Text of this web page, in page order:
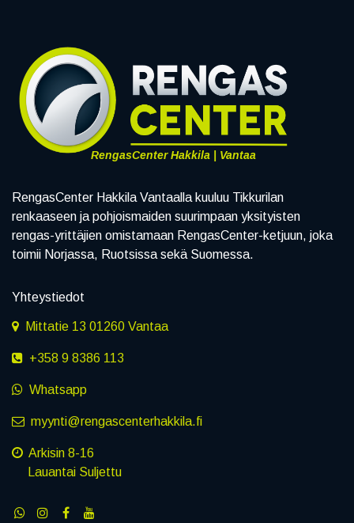
RengasCenter Hakkila | Vantaa
RengasCenter Hakkila Vantaalla kuuluu Tikkurilan
renkaaseen ja pohjoismaiden suurimpaan yksityisten
rengas-yrittäjien omistamaan RengasCenter-ketjuun, joka
toimii Norjassa, Ruotsissa sekä Suomessa.
Yhteystiedot
Mittatie 13 01260 Vantaa
+358 9 8386 113
Whatsapp
myynti@rengascenterhakkila.fi
Arkisin 8-16
Lauantai Suljettu